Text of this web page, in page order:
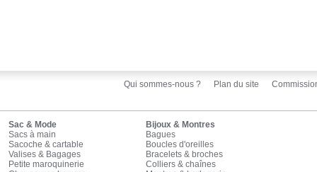
Qui sommes-nous ? Plan du site
Sac & Mode
Sacs à main
Sacoche & cartable
Valises & Bagages
Petite maroquinerie
Bijoux & Montres
Bagues
Boucles d'oreilles
Bracelets & broches
Colliers & chaînes